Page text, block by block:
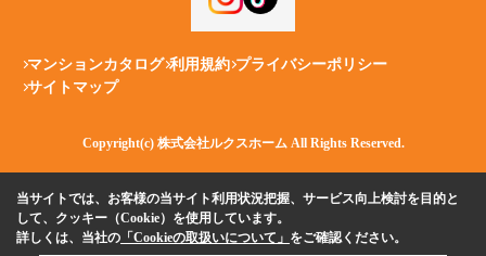
マンションカタログ 利用規約 プライバシーポリシー
サイトマップ
Copyright(c) 株式会社ルクスホーム All Rights Reserved.
当サイトでは、お客様の当サイト利用状況把握、サービス向上検討を目的と
して、クッキー（Cookie）を使用しています。
詳しくは、当社の 「Cookieの取扱いについて」 をご確認ください。